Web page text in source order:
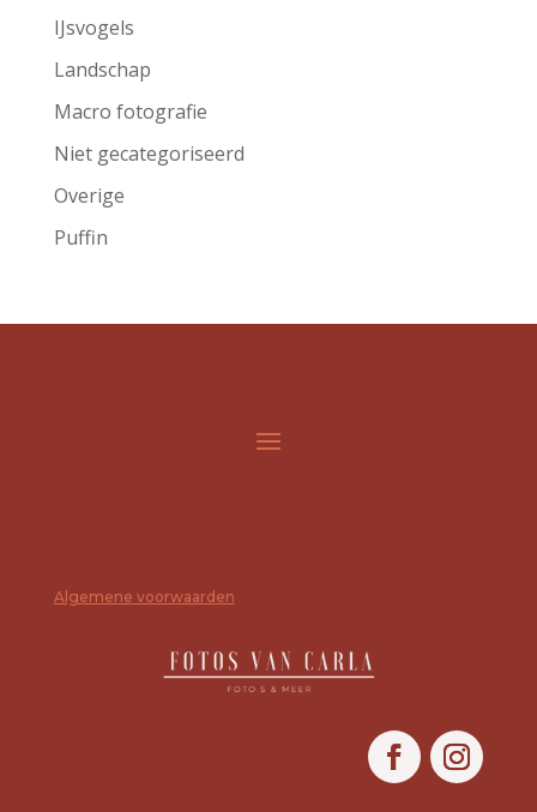
IJsvogels
Landschap
Macro fotografie
Niet gecategoriseerd
Overige
Puffin
Algemene voorwaarden